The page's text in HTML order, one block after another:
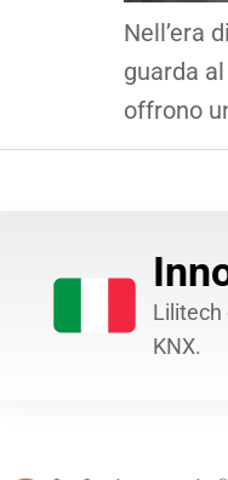
Nell’era
guarda
offrono
Lilitech
KNX.